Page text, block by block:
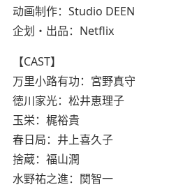
动画制作：Studio DEEN
企划・出品：Netflix
【CAST】
万里小路有功：宮野真守
徳川家光：松井恵理子
玉栄：梶裕貴
春日局：井上喜久子
捨蔵：福山潤
水野祐之進：関智一